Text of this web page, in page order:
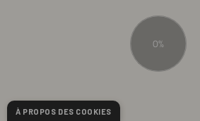
À PROPOS DES COOKIES